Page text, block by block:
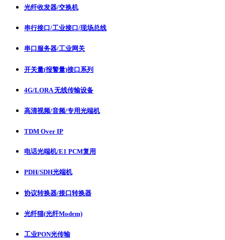
光纤收发器/交换机
串行接口/工业接口/现场总线
串口服务器/工业网关
开关量(报警量)接口系列
4G/LORA 无线传输设备
高清视频/音频/专用光端机
TDM Over IP
电话光端机/E1 PCM复用
PDH/SDH光端机
协议转换器/接口转换器
光纤猫(光纤Modem)
工业PON光传输